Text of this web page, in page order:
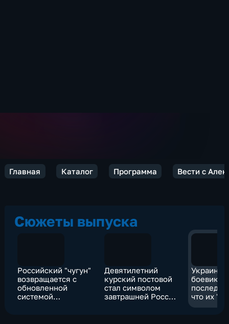
Главная Каталог Программа Вести с
Сюжеты выпуска
Российский "чугун"
возвращается с
обновленной
системой
Девятилетний
курский постовой
стал символом
завтрашней России
боевики
что их